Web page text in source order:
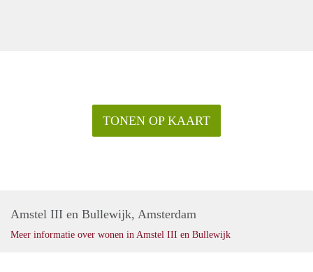
TONEN OP KAART
Amstel III en Bullewijk, Amsterdam
Meer informatie over wonen in Amstel III en Bullewijk